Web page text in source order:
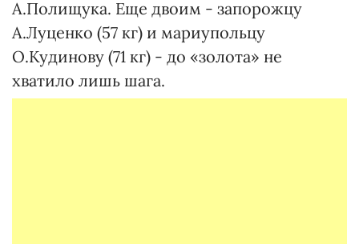
А.Полищука. Еще двоим - запорожцу
А.Луценко (57 кг) и мариупольцу
О.Кудинову (71 кг) - до «золота» не
хватило лишь шага.